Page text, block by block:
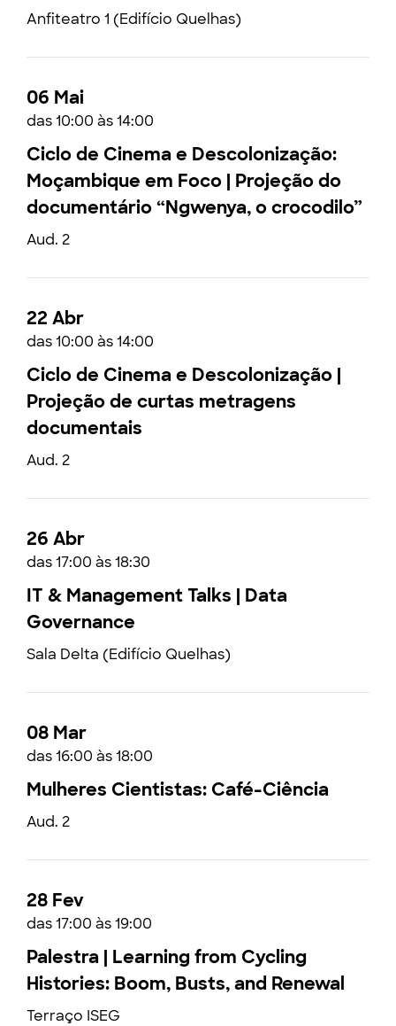
Anfiteatro 1 (Edifício Quelhas)
06 Mai
das 10:00 às 14:00
Ciclo de Cinema e Descolonização:
Moçambique em Foco | Projeção do
documentário “Ngwenya, o crocodilo”
Aud. 2
22 Abr
das 10:00 às 14:00
Ciclo de Cinema e Descolonização |
Projeção de curtas metragens
documentais
Aud. 2
26 Abr
das 17:00 às 18:30
IT & Management Talks | Data
Governance
Sala Delta (Edifício Quelhas)
08 Mar
das 16:00 às 18:00
Mulheres Cientistas: Café-Ciência
Aud. 2
28 Fev
das 17:00 às 19:00
Palestra | Learning from Cycling
Histories: Boom, Busts, and Renewal
Terraço ISEG